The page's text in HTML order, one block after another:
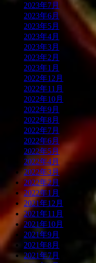
2023年7月
2023年6月
2023年5月
2023年4月
2023年3月
2023年2月
2023年1月
2022年12月
2022年11月
2022年10月
2022年9月
2022年8月
2022年7月
2022年6月
2022年5月
2022年4月
2022年3月
2022年2月
2022年1月
2021年12月
2021年11月
2021年10月
2021年9月
2021年8月
2021年7月